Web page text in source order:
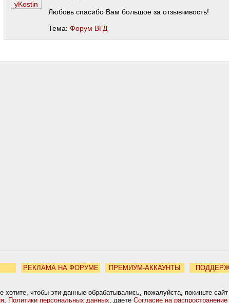
Любовь спасибо Вам большое за отзывчивость!
Тема: Форум ВГД
РЕКЛАМА НА ФОРУМЕ ПРЕМИУМ-АККАУНТЫ
чтобы эти данные обрабатывались, пожалуйста, покиньте сайт
, Политики персональных данных, даете Согласие на